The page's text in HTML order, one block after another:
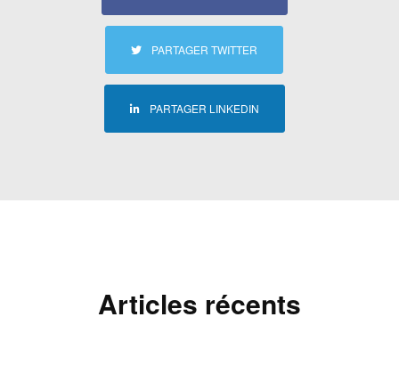
PARTAGER TWITTER
PARTAGER LINKEDIN
Articles récents